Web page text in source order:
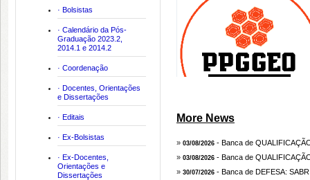
· Bolsistas
· Calendário da Pós-
Graduação 2023.2,
2014.1 e 2014.2
· Coordenação
· Docentes, Orientações
e Dissertações
· Editais
· Ex-Bolsistas
· Ex-Docentes,
Orientações e
Dissertações
optativas ofertadas no
More News
» 03/08/2026 - Banca de
» 03/08/2026 - Banca de
» 30/07/2026 - Banca de DEFESA: